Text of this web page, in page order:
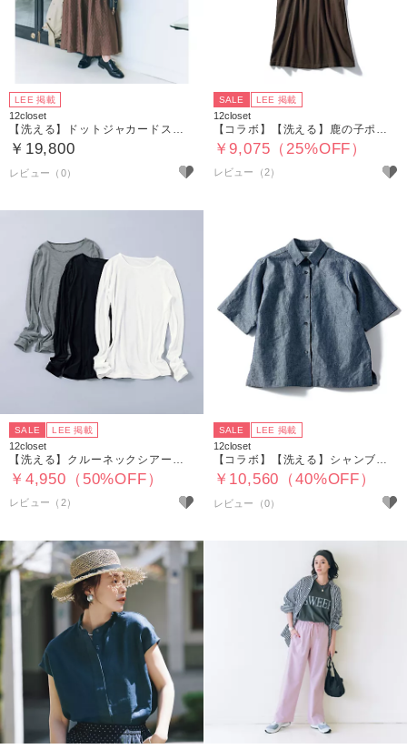
LEE 掲載
12closet
【洗える】ドットジャカードスカート
￥19,800
SALE LEE 掲載
12closet
【コラボ】【洗える】鹿の子ポロワンピース
￥9,075（25%OFF）
レビュー（2）
SALE LEE 掲載
12closet
￥4,950（50%OFF）
レビュー（2）
SALE LEE 掲載
12closet
￥10,560（40%OFF）